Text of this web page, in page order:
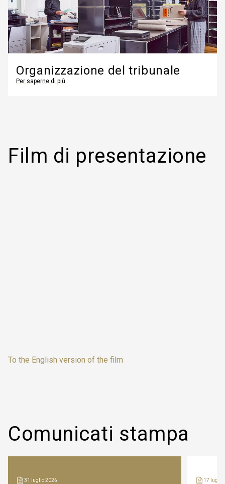
Organizzazione del tribunale
Per saperne di più
Film di presentazione
To the English version of the film
Comunicati stampa
31 luglio 2026 17 luglio